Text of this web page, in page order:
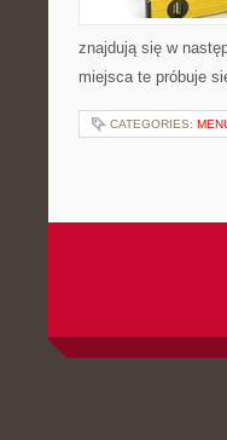
znajdują się w
miejsca te próbuje
CATEGORIES: